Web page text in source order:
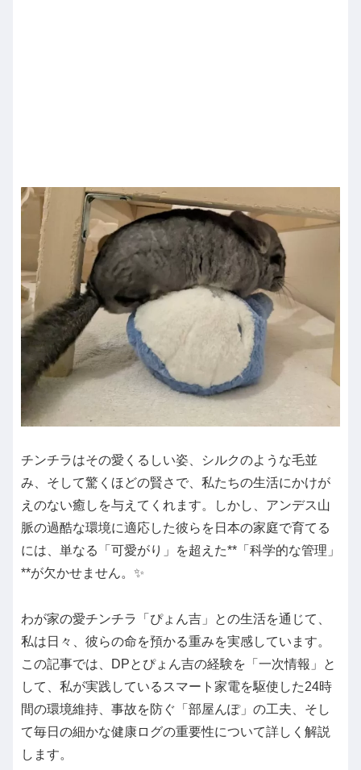
チンチラはその愛くるしい姿、シルクのような毛並
み、そして驚くほどの賢さで、私たちの生活にかけが
えのない癒しを与えてくれます。しかし、アンデス山
脈の過酷な環境に適応した彼らを日本の家庭で育てる
には、単なる「可愛がり」を超えた**「科学的な管理」
**が欠かせません。✨
わが家の愛チンチラ「ぴょん吉」との生活を通じて、
私は日々、彼らの命を預かる重みを実感しています。
この記事では、DPとぴょん吉の経験を「一次情報」と
して、私が実践しているスマート家電を駆使した24時
間の環境維持、事故を防ぐ「部屋んぽ」の工夫、そし
て毎日の細かな健康ログの重要性について詳しく解説
します。